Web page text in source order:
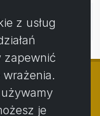
ze swoim
z usług
zapewnić
je